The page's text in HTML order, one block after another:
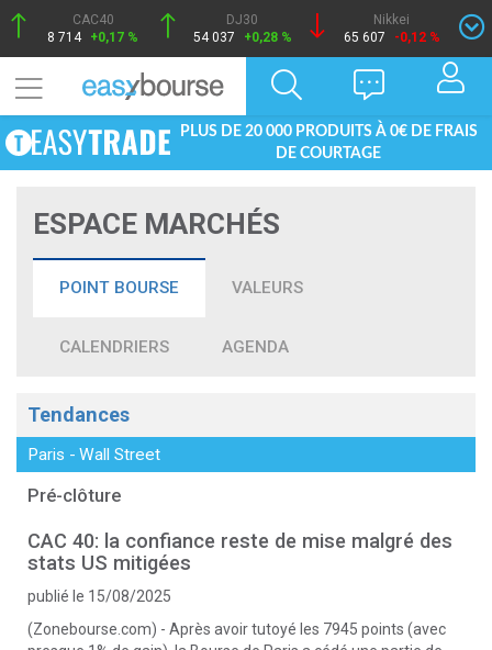
CAC40
8 714 +0,17 %
DJ30
54 037
+0,28 %
Nikkei
65 607
-0,12 %
PLUS DE 20 000 PRODUITS À 0€ DE FRAIS
DE COURTAGE
ESPACE MARCHÉS
POINT BOURSE VALEURS
CALENDRIERS AGENDA
Tendances
Paris - Wall Street
Pré-clôture
CAC 40: la confiance reste de mise malgré des
stats US mitigées
publié le 15/08/2025
(Zonebourse.com) - Après avoir tutoyé les 7945 points (avec